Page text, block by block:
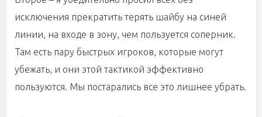
исключения прекратить терять шайбу на синей
линии, на входе в зону, чем пользуется соперник.
Там есть пару быстрых игроков, которые могут
убежать, и они этой тактикой эффективно
пользуются. Мы постарались все это лишнее убрать.